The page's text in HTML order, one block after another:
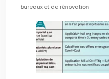
bureaux et de rénovation